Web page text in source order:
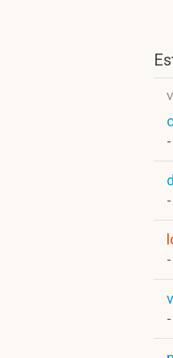
-
-
-
-